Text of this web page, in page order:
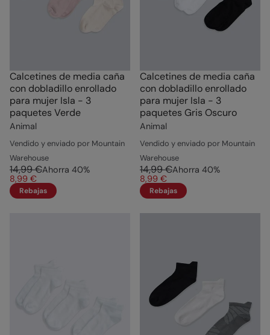
Calcetines de media caña
con dobladillo enrollado
para mujer Isla - 3
paquetes Verde
Animal
Vendido y enviado por Mountain
Warehouse
14,99 €Ahorra 40%
8,99 €
Rebajas
Calcetines de media caña
con dobladillo enrollado
para mujer Isla - 3
paquetes Gris Oscuro
Animal
Vendido y enviado por Mountain
Warehouse
14,99 €Ahorra 40%
8,99 €
Rebajas